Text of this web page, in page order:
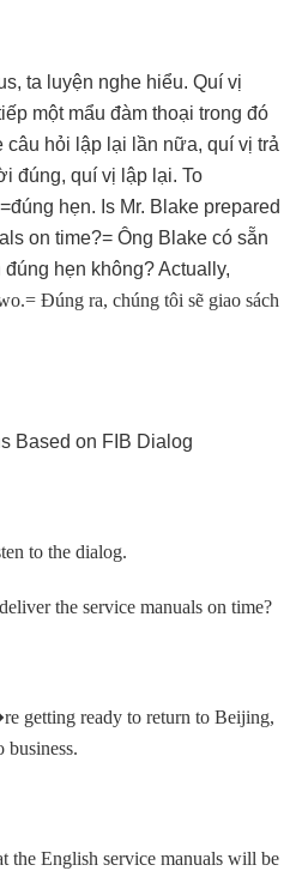
ta luyện nghe hiểu. Quí vị
một mẩu đàm thoại trong đó
hỏi lập lại lần nữa, quí vị trả
đúng, quí vị lập lại. To
hẹn. Is Mr. Blake prepared
on time?= Ông Blake có sẵn
hẹn không? Actually,
Ðúng ra, chúng tôi sẽ giao sách
Based on FIB Dialog
to the dialog.
the service manuals on time?
re getting ready to return to Beijing,
business.
the English service manuals will be